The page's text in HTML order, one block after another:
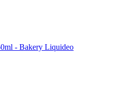
- Bakery Liquideo